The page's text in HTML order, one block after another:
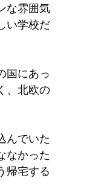
な雰囲気
い学校だ
国にあっ
、北欧の
んでいた
なかった
帰宅する